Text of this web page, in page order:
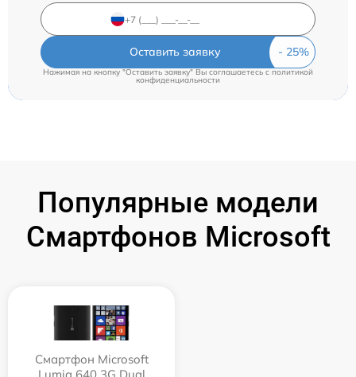
Оставить заявку
Нажимая на кнопку "Оставить заявку" Вы соглашаетесь c политикой
конфиденциальности
Популярные модели
Смартфонов Microsoft
Смартфон Microsoft